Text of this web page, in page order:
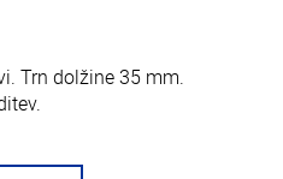
Trn dolžine 35 mm.